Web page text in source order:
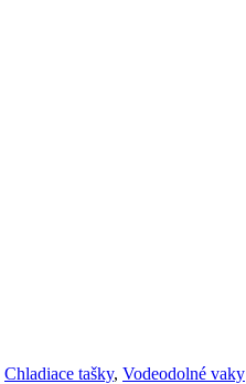
Chladiace tašky, Vodeodolné vaky